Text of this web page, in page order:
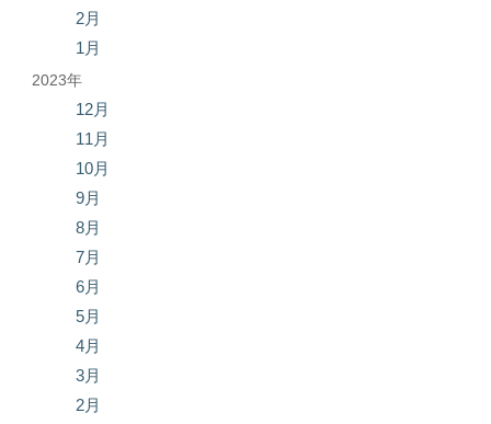
2月
1月
2023年
12月
11月
10月
9月
8月
7月
6月
5月
4月
3月
2月